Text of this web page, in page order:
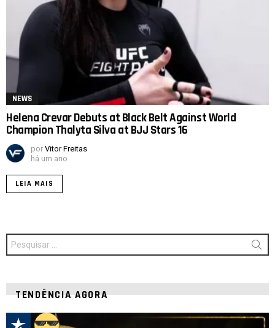
NEWS
Helena Crevar Debuts at Black Belt Against World
Champion Thalyta Silva at BJJ Stars 16
por Vitor Freitas
há um ano
LEIA MAIS
Procurar
por:
TENDÊNCIA AGORA